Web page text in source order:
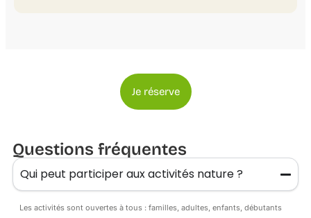
Je réserve
Questions fréquentes
Qui peut participer aux activités nature ?
Les activités sont ouvertes à tous : familles, adultes, enfants, débutants